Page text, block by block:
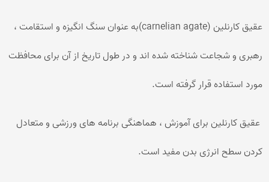
عقیق کارنلین (carnelian agate)به عنوان سنگ انگیزه و استقامت ،
رهبری و شجاعت شناخته شده اند و در طول تاریخ از آن برای محافظت
مورد استفاده قرار گرفته است.
عقیق کارنلین برای آموزش ، هماهنگی برنامه های ورزشی و متعادل
کردن سطح انرژی بدن مفید است.